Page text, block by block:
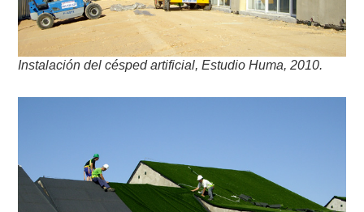
Instalación del césped artificial, Estudio Huma, 2010.